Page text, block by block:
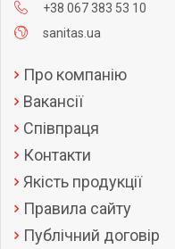
+38 067 383 53 10
sanitas.ua
Про компанію
Вакансії
Співпраця
Контакти
Якість продукції
Правила сайту
Публічний договір